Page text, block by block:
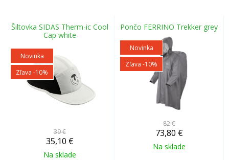
Šiltovka SIDAS Therm-ic Cool
Cap white
Novinka
Zľava -10%
39 €
35,10 €
Na sklade
Pončo FERRINO Trekker grey
Novinka
Zľava -10%
82 €
73,80 €
Na sklade